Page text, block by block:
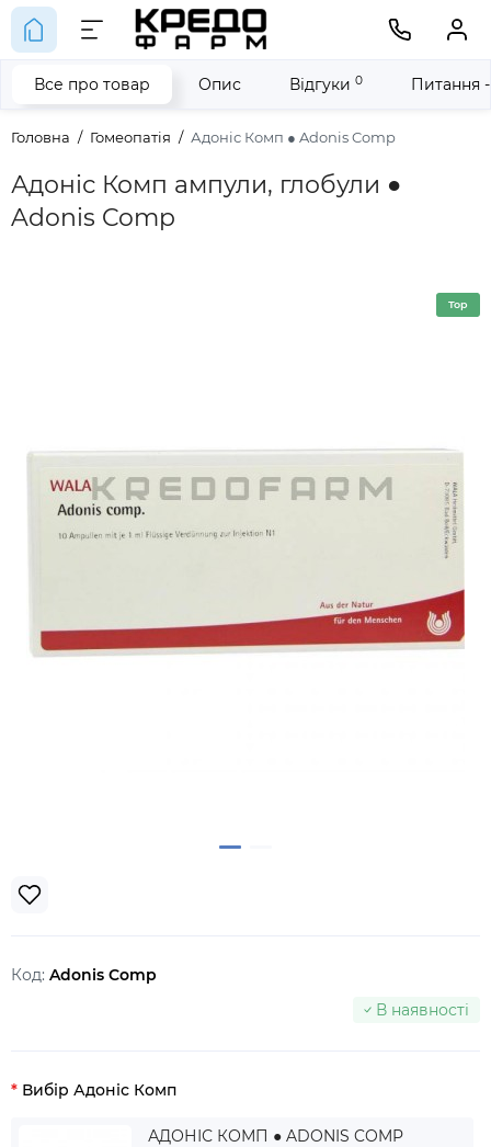
Головна Гомеопатія Адоніс Комп ● Adonis Comp
Адоніс Комп ампули, глобули ●
Adonis Comp
Все про товар Опис Відгуки 0 Питання
Top
Код: Adonis Comp
В наявності
Вибір Адоніс Комп
АДОНІС КОМП ● ADONIS COMP